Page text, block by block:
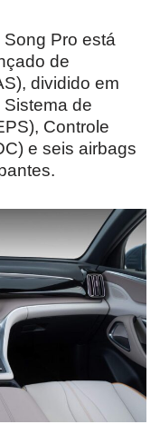
Pro está
de
dividido em
de
Controle
e seis airbags